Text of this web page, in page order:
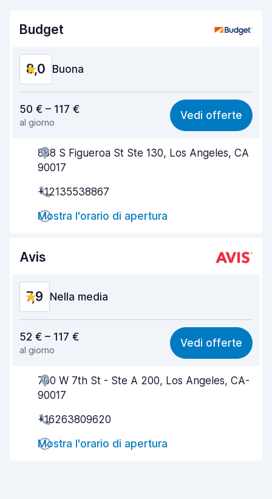
Budget
8,0 Buona
7,7
Facile da trovare 8,2
Gentilezza degli agenti 7,5
Condizioni dell'auto 8,1
50 € – 117 €
al giorno
Vedi offerte
888 S Figueroa St Ste 130, Los Angeles, CA
90017
+12135538867
Mostra l'orario di apertura
Avis
7,9 Nella media
7,7
Facile da trovare 8,2
Gentilezza degli agenti 7,6
52 € – 117 €
al giorno
Vedi offerte
700 W 7th St - Ste A 200, Los Angeles, CA-
90017
+16263809620
Mostra l'orario di apertura